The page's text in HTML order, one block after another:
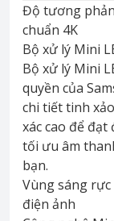
Độ tương
chuẩn 4K
Bộ xử lý Mini
Bộ xử lý Mini
quyền của
chi tiết tinh
xác cao để
tối ưu âm
bạn.
Vùng sáng
điện ảnh